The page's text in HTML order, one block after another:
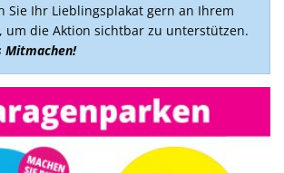
Sie Ihr Lieblingsplakat gern an Ihrem
um die Aktion sichtbar zu unterstützen.
Mitmachen!